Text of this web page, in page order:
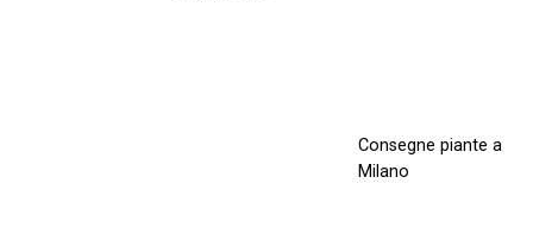
Consegne piante a
Milano